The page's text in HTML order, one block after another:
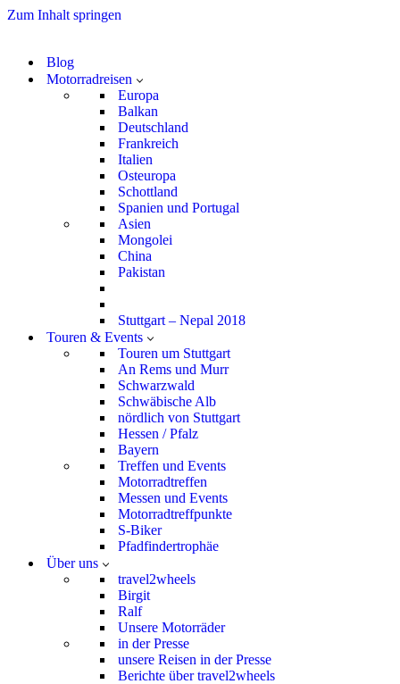
Zum Inhalt springen
Blog
Motorradreisen
Europa
Balkan
Deutschland
Frankreich
Italien
Osteuropa
Schottland
Spanien und Portugal
Asien
Mongolei
China
Pakistan
Stuttgart – Nepal 2018
Touren & Events
Touren um Stuttgart
An Rems und Murr
Schwarzwald
Schwäbische Alb
nördlich von Stuttgart
Hessen / Pfalz
Bayern
Treffen und Events
Motorradtreffen
Messen und Events
Motorradtreffpunkte
S-Biker
Pfadfindertrophäe
Über uns
travel2wheels
Birgit
Ralf
Unsere Motorräder
in der Presse
unsere Reisen in der Presse
Berichte über travel2wheels